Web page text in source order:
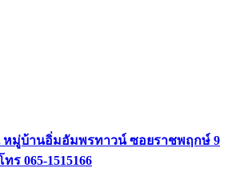
หมู่บ้านอิ่มอัมพรทาวน์ ซอยราชพฤกษ์ 9
ร 065-1515166